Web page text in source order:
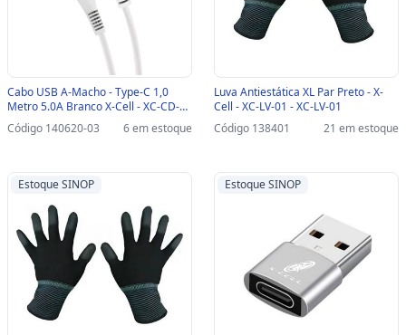
Cabo USB A-Macho - Type-C 1,0
Metro 5.0A Branco X-Cell - XC-CD-
127-SINOP-03 - XC-CD-127
Código 140620-03 6 em estoque
Luva Antiestática XL Par Preto - X-
Cell - XC-LV-01 - XC-LV-01
Código 138401
21 em estoque
Estoque SINOP Estoque SINOP